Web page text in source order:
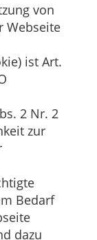
von
Webseite
ist Art.
2 Nr. 2
zur
Bedarf
dazu